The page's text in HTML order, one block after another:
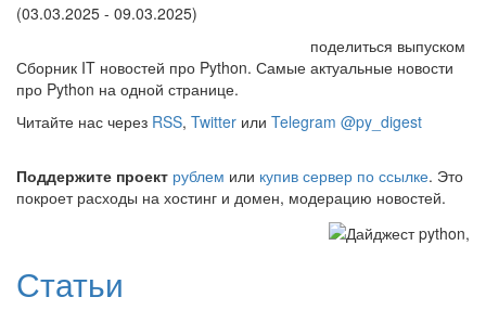
(03.03.2025 - 09.03.2025)
поделиться выпуском
Сборник IT новостей про Python. Самые актуальные новости
про Python на одной странице.
Читайте нас через RSS, Twitter или Telegram @py_digest
Поддержите проект рублем или купив сервер по ссылке. Это
покроет расходы на хостинг и домен, модерацию новостей.
Статьи